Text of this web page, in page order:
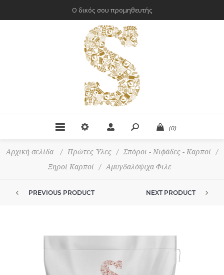
Ο δικός σου προμηθευτής
(0)
Αρχική σελίδα / Πρώτες Ύλες / Σπόροι - Νιφάδες - Καρποί
/
Ξηροί Καρποί
/ Αμυγδαλόψιχα Φιλε
PREVIOUS PRODUCT NEXT PRODUCT